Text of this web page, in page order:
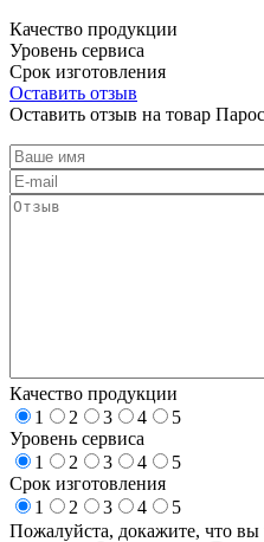
Качество продукции
Уровень сервиса
Срок изготовления
Оставить отзыв
Оставить отзыв на товар Парос
Качество продукции
1
2 3 4
5
Уровень сервиса
1
2 3 4
5
Срок изготовления
1
2 3 4
5
Пожалуйста, докажите, что вы